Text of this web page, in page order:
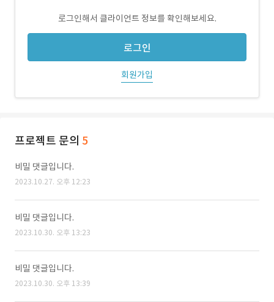
로그인해서 클라이언트 정보를 확인해보세요.
로그인
회원가입
프로젝트 문의 5
비밀 댓글입니다.
2023.10.27. 오후 12:23
비밀 댓글입니다.
2023.10.30. 오후 13:23
비밀 댓글입니다.
2023.10.30. 오후 13:39